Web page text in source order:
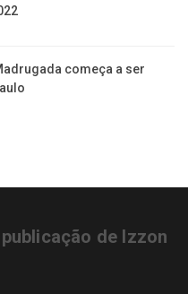
começa a ser
de Izzon